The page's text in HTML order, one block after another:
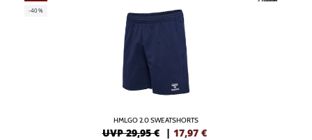
-40%
HMLGO 2.0 SWEATSHORTS
UVP 29,95 € | 17,97 €